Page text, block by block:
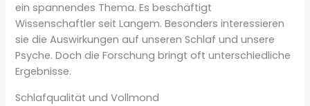
ein spannendes Thema. Es beschäftigt
Wissenschaftler seit Langem. Besonders interessieren
sie die Auswirkungen auf unseren Schlaf und unsere
Psyche. Doch die Forschung bringt oft unterschiedliche
Ergebnisse.
Schlafqualität und Vollmond